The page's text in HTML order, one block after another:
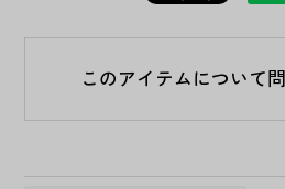
このアイテムについて